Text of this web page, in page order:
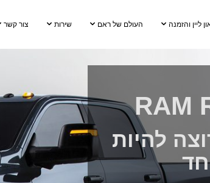
ליין והזמנה העולם של ראם שירות צור קשר
RAM
להיות